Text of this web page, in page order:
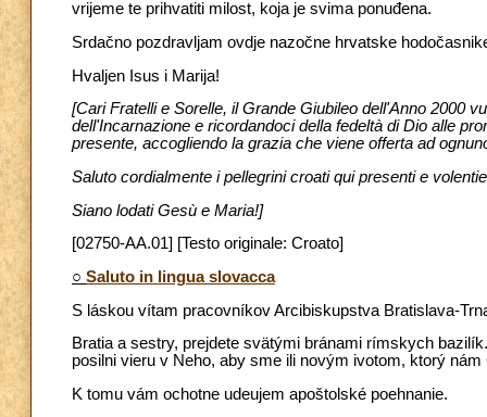
vrijeme te prihvatiti milost, koja je svima ponuđena.
Srdačno pozdravljam ovdje nazočne hrvatske
Hvaljen Isus i Marija!
[Cari Fratelli e Sorelle, il Grande Giubileo dell'Anno 2000
dell'Incarnazione e ricordandoci della fedeltà di Dio alle
presente, accogliendo la grazia che viene offerta ad
Saluto cordialmente i pellegrini croati qui presenti e
Siano lodati Gesù e Maria!]
[02750-AA.01] [Testo originale: Croato]
○ Saluto in lingua slovacca
S láskou vítam pracovníkov Arcibiskupstva Bratislava-
Bratia a sestry, prejdete svätými bránami rímskych
posilni vieru v Neho, aby sme ili novým ivotom, ktorý nám
K tomu vám ochotne udeujem apoštolské poehnanie.